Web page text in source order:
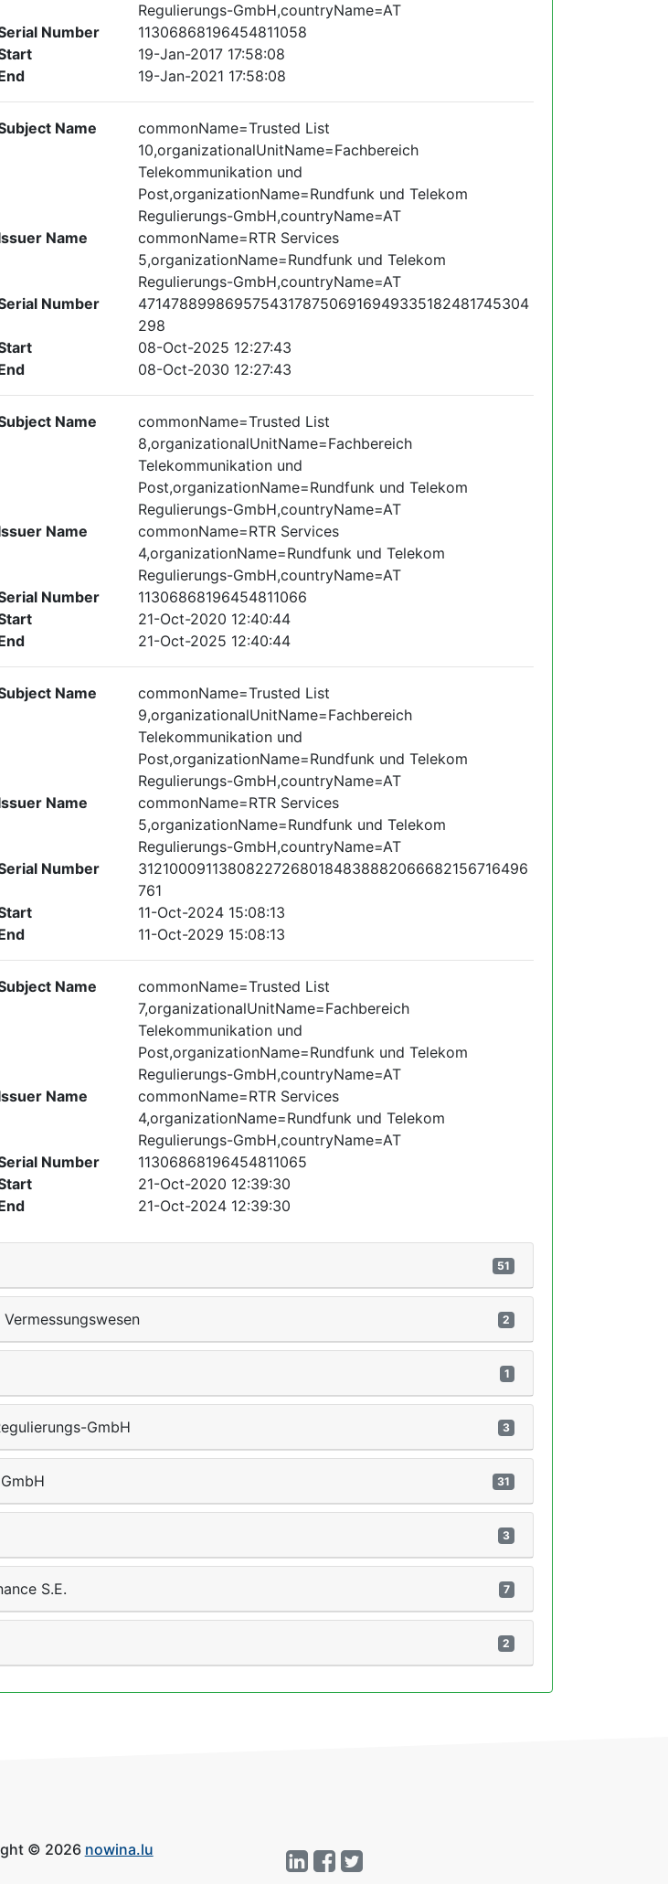
Regulierungs-GmbH,countryName=AT
Number
11306868196454811058
19-Jan-2017 17:58:08
19-Jan-2021 17:58:08
Name
commonName=Trusted List
10,organizationalUnitName=Fachbereich
Telekommunikation und
Post,organizationName=Rundfunk und Telekom
Regulierungs-GmbH,countryName=AT
Name
commonName=RTR Services
5,organizationName=Rundfunk und Telekom
Regulierungs-GmbH,countryName=AT
Number
471478899869575431787506916949335182481745304
298
08-Oct-2025 12:27:43
08-Oct-2030 12:27:43
Name
commonName=Trusted List
8,organizationalUnitName=Fachbereich
Telekommunikation und
Post,organizationName=Rundfunk und Telekom
Regulierungs-GmbH,countryName=AT
Name
commonName=RTR Services
4,organizationName=Rundfunk und Telekom
Regulierungs-GmbH,countryName=AT
Number
11306868196454811066
21-Oct-2020 12:40:44
21-Oct-2025 12:40:44
Name
commonName=Trusted List
9,organizationalUnitName=Fachbereich
Telekommunikation und
Post,organizationName=Rundfunk und Telekom
Regulierungs-GmbH,countryName=AT
Name
commonName=RTR Services
5,organizationName=Rundfunk und Telekom
Regulierungs-GmbH,countryName=AT
Number
312100091138082272680184838882066682156716496
761
11-Oct-2024 15:08:13
11-Oct-2029 15:08:13
Name
commonName=Trusted List
7,organizationalUnitName=Fachbereich
Telekommunikation und
Post,organizationName=Rundfunk und Telekom
Regulierungs-GmbH,countryName=AT
Name
commonName=RTR Services
4,organizationName=Rundfunk und Telekom
Regulierungs-GmbH,countryName=AT
Number
11306868196454811065
21-Oct-2020 12:39:30
21-Oct-2024 12:39:30
51
2
1
3
GmbH
31
3
7
S.E.
2
© 2026 nowina.lu